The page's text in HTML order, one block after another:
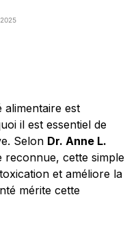
alimentaire est
il est essentiel de
Selon Dr. Anne L.
reconnue, cette simple
et améliore la
mérite cette